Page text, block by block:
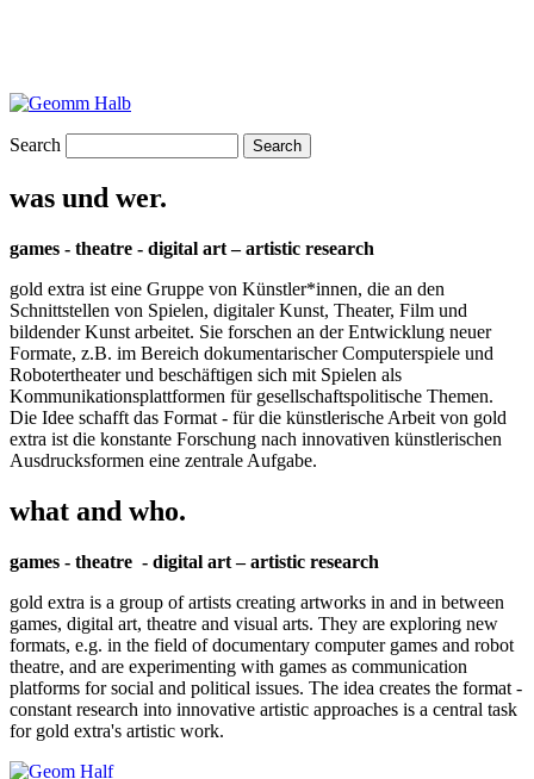
Search
was und wer.
games - theatre - digital art – artistic research
gold extra ist eine Gruppe von Künstler*innen, die an den
Schnittstellen von Spielen, digitaler Kunst, Theater, Film und
bildender Kunst arbeitet. Sie forschen an der Entwicklung neuer
Formate, z.B. im Bereich dokumentarischer Computerspiele und
Robotertheater und beschäftigen sich mit Spielen als
Kommunikationsplattformen für gesellschaftspolitische Themen.
Die Idee schafft das Format - für die künstlerische Arbeit von gold
extra ist die konstante Forschung nach innovativen künstlerischen
Ausdrucksformen eine zentrale Aufgabe.
what and who.
games - theatre - digital art – artistic research
gold extra is a group of artists creating artworks in and in between
games, digital art, theatre and visual arts. They are exploring new
formats, e.g. in the field of documentary computer games and robot
theatre, and are experimenting with games as communication
platforms for social and political issues. The idea creates the format -
constant research into innovative artistic approaches is a central task
for gold extra's artistic work.